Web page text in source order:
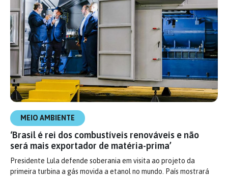
MEIO AMBIENTE
‘Brasil é rei dos combustíveis renováveis e não
será mais exportador de matéria-prima’
Presidente Lula defende soberania em visita ao projeto da
primeira turbina a gás movida a etanol no mundo. País mostrará